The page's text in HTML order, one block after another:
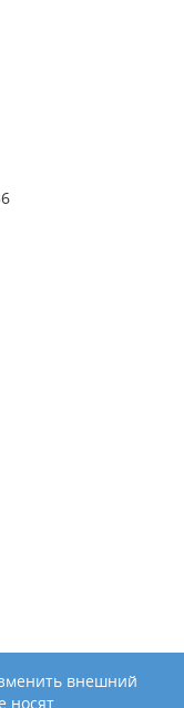
внешний
носят